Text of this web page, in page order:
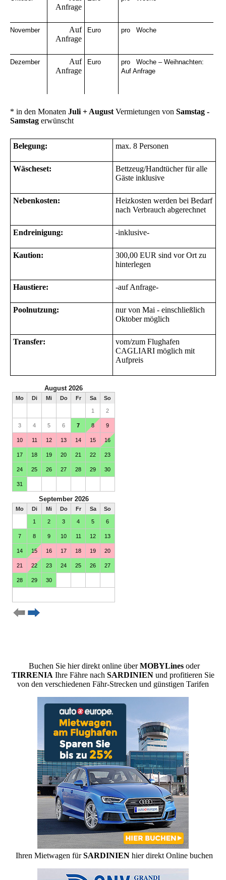
Anfrage
November
Auf
Anfrage
Euro pro Woche
Dezember
Auf
Anfrage
Euro
pro Woche – Weihnachten:
Auf Anfrage
* in den Monaten Juli + AugustVermietungen von Samstag -
Samstag erwünscht
Belegung: max. 8 Personen
Wäscheset:
Bettzeug/Handtücher für alle
Gäste inklusive
Nebenkosten:
Heizkosten werden bei Bedarf
nach Verbrauch abgerechnet
Endreinigung: -inklusive-
Kaution:
300,00 EUR sind vor Ort zu
hinterlegen
Haustiere: -auf Anfrage-
Poolnutzung:
nur von Mai - einschließlich
Oktober möglich
Transfer:
vom/zum Flughafen
CAGLIARI möglich mit
Aufpreis
Buchen Sie hier direkt online überMOBYLines oder
TIRRENIA Ihre Fähre nach SARDINIEN und profitieren Sie
von den verschiedenen Fähr-Strecken und günstigen Tarifen
Ihren Mietwagen fürSARDINIENhier direkt Online buchen